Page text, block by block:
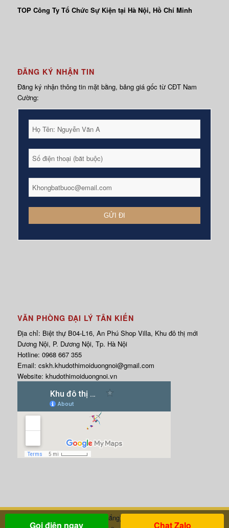
TOP Công Ty Tổ Chức Sự Kiện tại Hà Nội, Hồ Chí Minh
ĐĂNG KÝ NHẬN TIN
Đăng ký nhận thông tin mặt bằng, bảng giá gốc từ CĐT Nam
Cường:
VĂN PHÒNG ĐẠI LÝ TÂN KIẾN
Địa chỉ: Biệt thự B04-L16, An Phú Shop Villa, Khu đô thị mới
Dương Nội, P. Dương Nội, Tp. Hà Nội
Hotline: 0968 667 355
Email: cskh.khudothimoiduongnoi@gmail.com
Website: khudothimoiduongnoi.vn
(Mr. Thắng)
Gọi điện ngay Chat Zalo